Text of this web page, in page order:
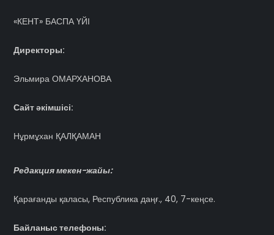
«КЕНТ» БАСПА ҮЙІ
Директоры:
Эльмира ОМАРХАНОВА
Сайт әкімшісі:
Нұрмұхан ҚАЛҚАМАН
Редакция мекен-жайы:
Қарағанды қаласы, Республика даңғ., 40, 7-кеңсе.
Байланыс телефоны: